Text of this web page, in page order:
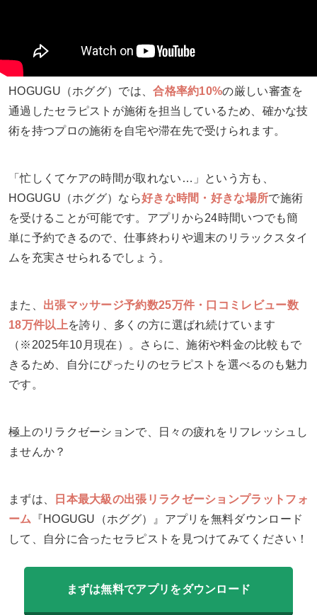
HOGUGU（ホググ）では、合格率約10%の厳しい審査を
通過したセラピストが施術を担当しているため、確かな技
術を持つプロの施術を自宅や滞在先で受けられます。
「忙しくてケアの時間が取れない…」という方も、
HOGUGU（ホググ）なら好きな時間・好きな場所で施術
を受けることが可能です。アプリから24時間いつでも簡
単に予約できるので、仕事終わりや週末のリラックスタイ
ムを充実させられるでしょう。
また、 出張マッサージ予約数25万件・口コミレビュー数
18万件以上を誇り、多くの方に選ばれ続けています
（※2025年10月現在）。さらに、施術や料金の比較もで
きるため、自分にぴったりのセラピストを選べるのも魅力
です。
極上のリラクゼーションで、日々の疲れをリフレッシュし
ませんか？
まずは、
日本最大級の出張リラクゼーションプラットフォ
ーム 『HOGUGU（ホググ）』アプリを無料ダウンロード
して、自分に合ったセラピストを見つけてみてください！
まずは無料でアプリをダウンロード